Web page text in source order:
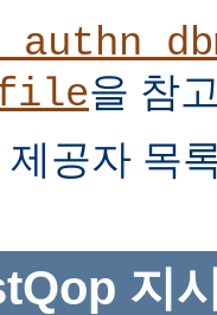
을 참
제공자 목
지